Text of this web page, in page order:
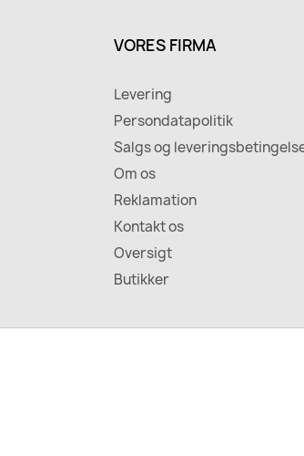
VORES FIRMA
Levering
Persondatapolitik
Salgs og
Om os
Reklamation
Kontakt os
Oversigt
Butikker